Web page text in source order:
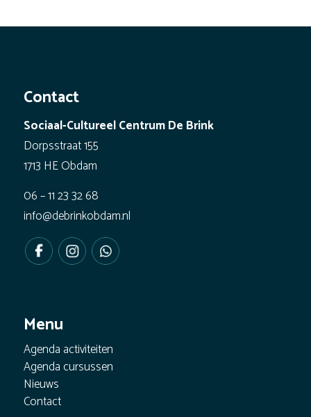
Contact
Sociaal-Cultureel Centrum De Brink
Dorpsstraat 155
1713 HE Obdam
06 – 11 23 32 68
info@debrinkobdam.nl
Menu
Agenda activiteiten
Agenda cursussen
Nieuws
Contact